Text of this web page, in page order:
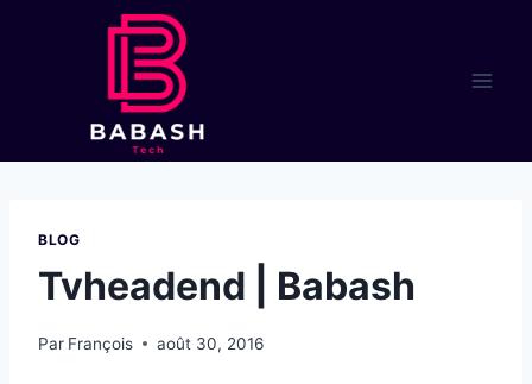
BLOG
Tvheadend | Babash
Par François août 30, 2016